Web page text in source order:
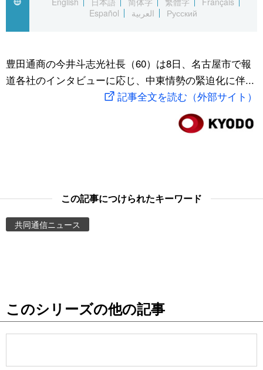
Русский
社会
文化
旅と暮らし
動画/Live
Images
People
公式SNS
暮らし
スポーツ・東京2020
Español
العربية Русский
豊田通商の今井斗志光社長（60）は8日、名古屋市で報
道各社のインタビューに応じ、中東情勢の緊迫化に伴...
記事全文を読む（外部サイト）
この記事につけられたキーワード
共同通信ニュース
このシリーズの他の記事